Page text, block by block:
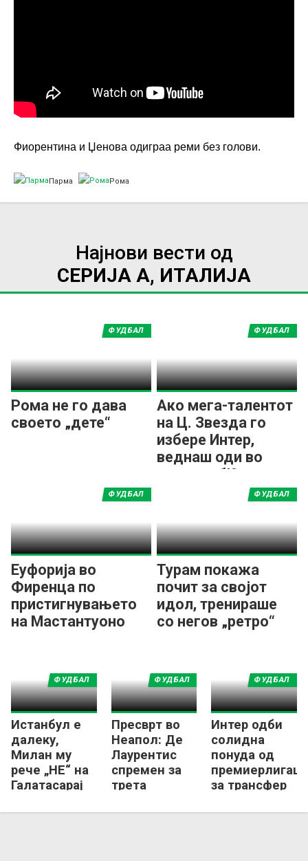
Фиорентина и Џенова одиграа реми без голови.
Парма Рома
Најнови вести од
СЕРИЈА А, ИТАЛИЈА
Рома не го дава
своето „дете“
ФУДБАЛ
Ако мега-талентот
на Ц. Звезда го
избере Интер,
веднаш оди во
друг клуб!?
ФУДБАЛ
Еуфорија во
Фиренца по
пристигнувањето
на Мастантуоно
ФУДБАЛ
Турам покажа
почит за својот
идол, тренираше
со негов „ретро“
ФУДБАЛ
Истанбул е
далеку,
Милан му
рече „НЕ“ на
Галатасарај
на Леао
ФУДБАЛ
Пресврт во
Неапол: Де
Лаурентис
спремен за
трета
Елмас!
ФУДБАЛ
Интер одби
солидна
понуда од
премиерлигаш
за трансфер
јуниор“
ФУДБАЛ